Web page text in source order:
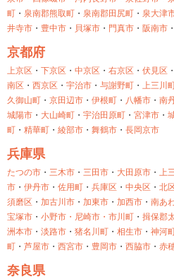
町 ・ 泉南郡熊取町 ・ 泉南郡田尻町 ・ 泉大津
井寺市 ・ 豊中市 ・ 貝塚市 ・ 門真市 ・ 阪南市 ・
京都府
上京区 ・ 下京区 ・ 中京区 ・ 右京区 ・ 伏見区 ・
南区 ・ 西京区 ・ 宇治市 ・ 与謝野町 ・ 上三川
久御山町 ・ 京田辺市 ・ 伊根町 ・ 八幡市 ・ 南
城陽市 ・ 大山崎町 ・ 宇治田原町 ・ 宮津市 ・
町 ・ 精華町 ・ 綾部市 ・ 舞鶴市 ・ 長岡京市
兵庫県
たつの市 ・ 三木市 ・ 三田市 ・ 大田原市 ・ 上
市 ・ 伊丹市 ・ 佐用町 ・ 兵庫区 ・ 中央区 ・ 北
須磨区 ・ 加古川市 ・ 加東市 ・ 加西市 ・ 南あ
宝塚市 ・ 小野市・ 尼崎市・ 市川町 ・ 揖保郡
洲本市 ・ 淡路市 ・ 猪名川町 ・ 相生市 ・ 神河
町 ・ 芦屋市 ・ 西宮市 ・ 豊岡市 ・ 西脇市 ・ 赤
奈良県